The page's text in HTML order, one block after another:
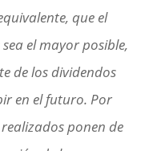
que el
el mayor posible,
de los dividendos
en el futuro. Por
ponen de